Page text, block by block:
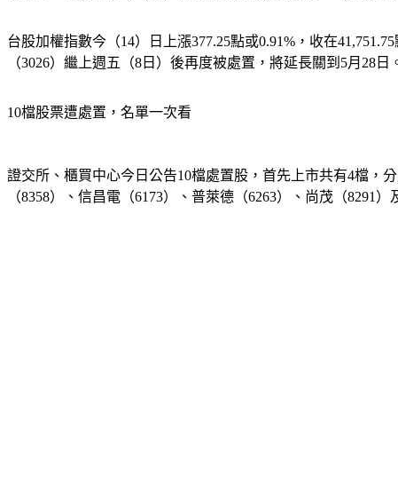
台股加權指數今（14）日上漲377.25點或0.91%，收在
（3026）繼上週五（8日）後再度被處置，將延長關到5月28日
10檔股票遭處置，名單一次看
證交所、櫃買中心今日公告10檔處置股，首先上市共有4檔，
（8358）、信昌電（6173）、普萊德（6263）、尚茂（8291）